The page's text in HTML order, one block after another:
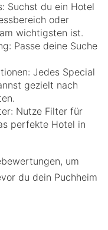
Suchst du ein Hotel
oder
wichtigsten ist.
Passe deine Suche
Jedes Special
gezielt nach
Nutze Filter für
perfekte Hotel in
um
du dein Puchheim